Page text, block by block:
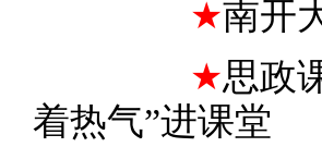
★南开
★思政
着热气”进课堂